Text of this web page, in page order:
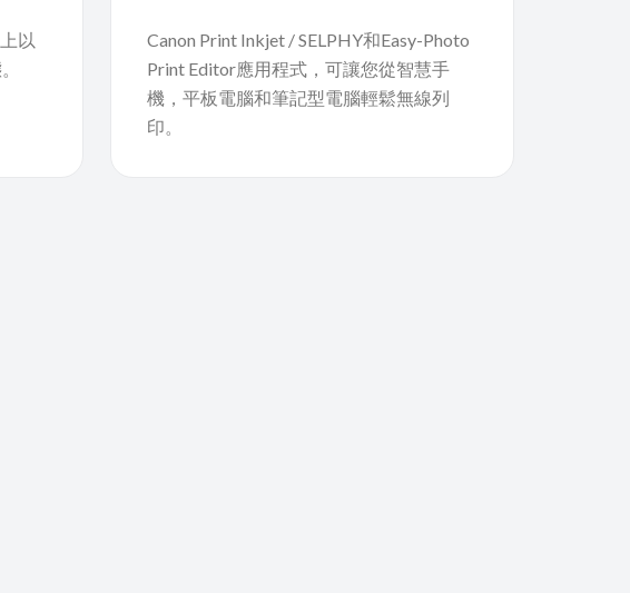
以
Canon Print Inkjet / SELPHY和Easy-Photo
Print Editor應用程式，可讓您從智慧手
機，平板電腦和筆記型電腦輕鬆無線列
印。